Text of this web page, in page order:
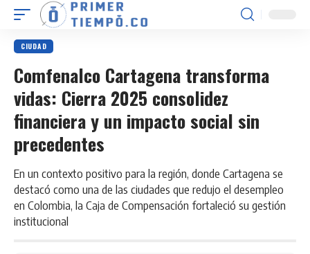
CIUDAD
Comfenalco Cartagena transforma
vidas: Cierra 2025 consolidez
financiera y un impacto social sin
precedentes
En un contexto positivo para la región, donde Cartagena se
destacó como una de las ciudades que redujo el desempleo
en Colombia, la Caja de Compensación fortaleció su gestión
institucional